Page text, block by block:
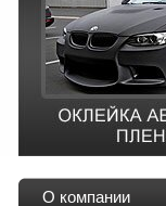
О компании